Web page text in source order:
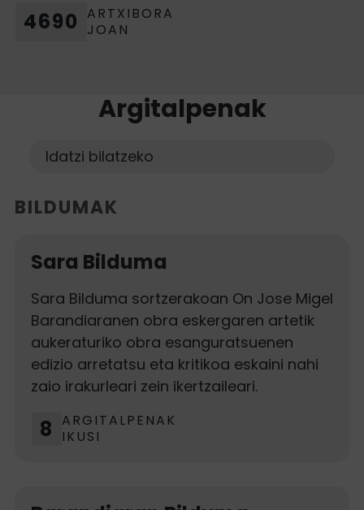
4690
ARTXIBORA
JOAN
Argitalpenak
Buscar
BILDUMAK
Sara Bilduma
Sara Bilduma sortzerakoan On Jose Migel
Barandiaranen obra eskergaren artetik
aukeraturiko obra esanguratsuenen
edizio arretatsu eta kritikoa eskaini nahi
zaio irakurleari zein ikertzaileari.
8
ARGITALPENAK
IKUSI